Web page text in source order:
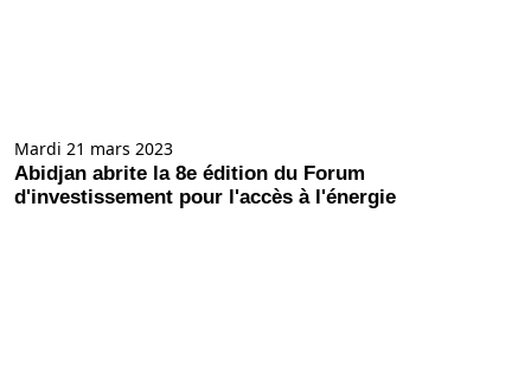
Mardi 21 mars 2023
Abidjan abrite la 8e édition du Forum
d'investissement pour l'accès à l'énergie